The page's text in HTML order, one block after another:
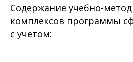
Содержание учебно-
комплексов программы
с учетом: